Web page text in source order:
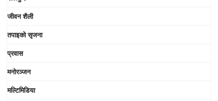
जीवन शैली
तपाइको सृजना
प्रवास
मनोरञ्जन
मल्टिमिडिया